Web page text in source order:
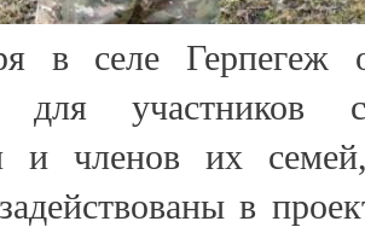
в селе Герпегеж
для участников
и членов их
в